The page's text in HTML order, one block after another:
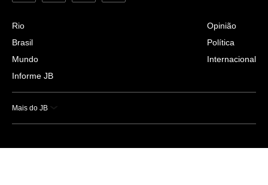
Rio
Brasil
Mundo
Informe JB
Opinião
Política
Internacional
Mais do JB
Esportes